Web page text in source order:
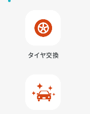
タイヤ交換